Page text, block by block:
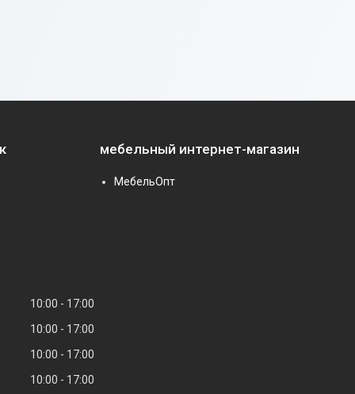
мебельный интернет-магазин
МебельОпт
10:00
17:00
10:00
17:00
10:00
17:00
10:00 17:00